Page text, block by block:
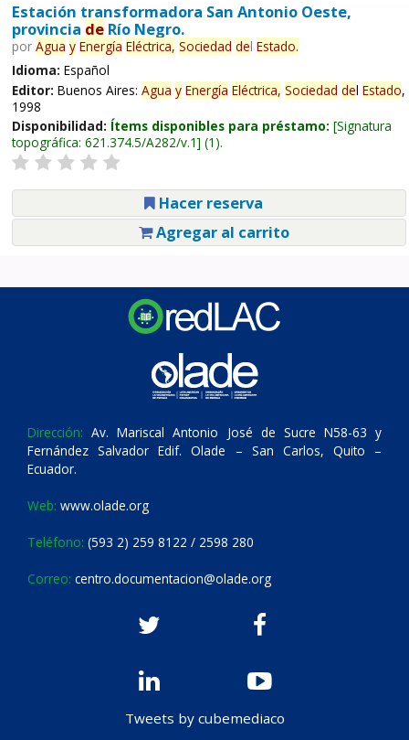
Estación transformadora San Antonio Oeste,
provincia deRío Negro.
por Agua y Energía Eléctrica, Sociedad del Estado.
Idioma: Español
Editor: Buenos Aires: Agua y Energía Eléctrica, Sociedad del Estado,
1998
Disponibilidad: Ítems disponibles para préstamo: Signatura
topográfica: 621.374.5/A282/v.1 (1).
Hacer reserva
Agregar al carrito
Dirección: Av. Mariscal Antonio José de Sucre N58-63 y
Fernández Salvador Edif. Olade – San Carlos, Quito –
Ecuador.
Web: www.olade.org
Teléfono: (593 2) 259 8122 / 2598 280
Correo: centro.documentacion@olade.org
Tweets by cubemediaco